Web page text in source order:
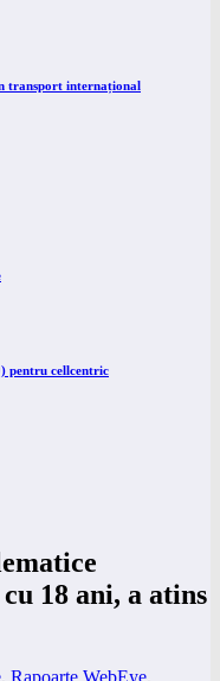
transport internațional
pentru cellcentric
18 ani, a atins
, Rapoarte WebEye,